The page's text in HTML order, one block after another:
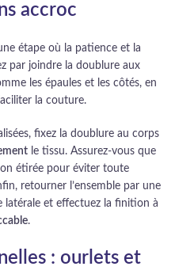
accroc
étape où la patience et la
par joindre la doublure aux
les épaules et les côtés, en
la couture.
fixez la doublure au corps
le tissu. Assurez-vous que
étirée pour éviter toute
retourner l’ensemble par une
latérale et effectuez la finition à
.
: ourlets et